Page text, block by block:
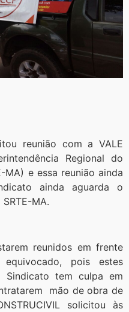
reunião com a VALE
Regional do
MA) e essa reunião ainda
ainda aguarda o
MA.
reunidos em frente
pois estes
Sindicato tem culpa em
mão de obra de
solicitou às